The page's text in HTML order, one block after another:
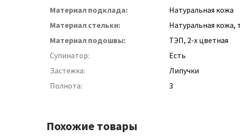
Материал подклада:
Натуральная кожа
Материал стельки:
Натуральная кожа,
Материал подошвы:
ТЭП, 2-х цветная
Супинатор:
Есть
Застежка:
Липучки
Полнота:
3
Похожие товары